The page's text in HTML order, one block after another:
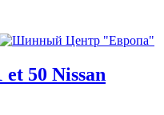
et 50 Nissan